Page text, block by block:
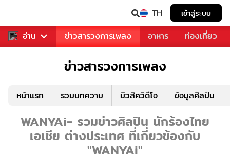
TH เข้าสู่ระบบ
อ่าน
ข่าวบันเทิง ข่าวสารวงการเพลง อาหาร ท่องเที่ยว
ข่าวสารวงการเพลง
หน้าแรก รวมบทความ มิวสิควิดีโอ ข้อมูลศิลปิน
WANYAi- รวมข่าวศิลปิน นักร้องไทย
เอเชีย ต่างประเทศ ที่เกี่ยวข้องกับ
"WANYAi"